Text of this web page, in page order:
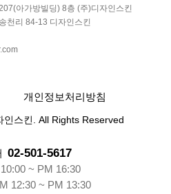
아가방빌딩) 8층 (주)디자인스킨
천리 84-13 디자인스킨
개인정보처리방침
스킨. All Rights Reserved
02-501-5617
~ PM 16:30
12:30 ~ PM 13:30